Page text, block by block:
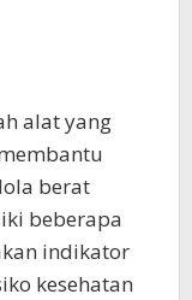
alat yang
berat
beberapa
indikator
kesehatan